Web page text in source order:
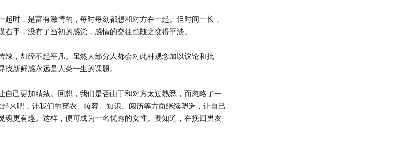
时，是富有激情的，每时每刻都想和对方在一起。但时间一长，
手，没有了当初的感觉，感情的交往也随之变得平淡。
，却经不起平凡。虽然大部分人都会对此种观念加以议论和批
新鲜感永远是人类一生的课题。
己更加精致。回想，我们是否由于和对方太过熟悉，而忽略了一
来吧，让我们的穿衣、妆容、知识、阅历等方面继续塑造，让自己
魂更有趣。这样，便可成为一名优秀的女性。要知道，在挽回男友